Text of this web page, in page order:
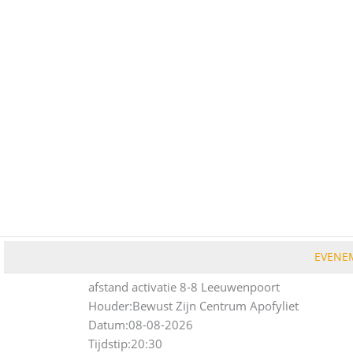
afstand activatie 8-8 Leeuwenpoort
Houder:Bewust Zijn Centrum Apofyliet
Datum:08-08-2026
Tijdstip:20:30